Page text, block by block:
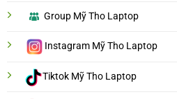
Group Mỹ Tho Laptop
Instagram Mỹ Tho Laptop
Tiktok Mỹ Tho Laptop